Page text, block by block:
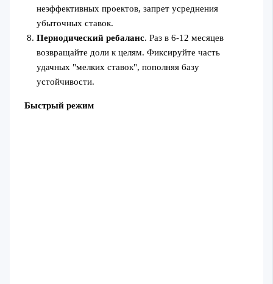
неэффективных проектов, запрет усреднения
убыточных ставок.
Периодический ребаланс. Раз в 6-12 месяцев
возвращайте доли к целям. Фиксируйте часть
удачных "мелких ставок", пополняя базу
устойчивости.
Быстрый режим